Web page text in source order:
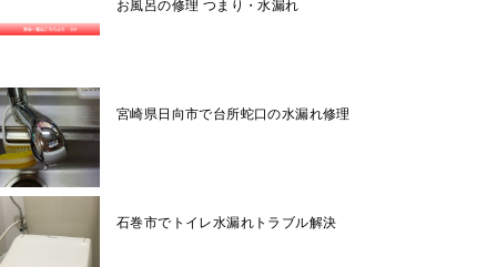
お風呂の修理 つまり・水漏れ
宮崎県日向市で台所蛇口の水漏れ修理
石巻市でトイレ水漏れトラブル解決